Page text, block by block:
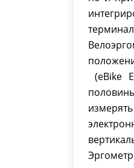
(eBike